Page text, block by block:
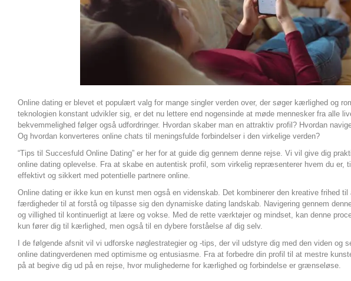
Online dating er blevet et populært valg for mange singler verden over, der søger kærlighed og
teknologien konstant udvikler sig, er det nu lettere end nogensinde at møde mennesker fra alle
bekvemmelighed følger også udfordringer. Hvordan skaber man en attraktiv profil? Hvordan
Og hvordan konverteres online chats til meningsfulde forbindelser i den virkelige verden?
“Tips til Succesfuld Online Dating” er her for at guide dig gennem denne rejse. Vi vil give dig
online dating oplevelse. Fra at skabe en autentisk profil, som virkelig repræsenterer hvem du er,
effektivt og sikkert med potentielle partnere online.
Online dating er ikke kun en kunst men også en videnskab. Det kombinerer den kreative frihed
færdigheder til at forstå og tilpasse sig den dynamiske dating landskab. Navigering gennem
og villighed til kontinuerligt at lære og vokse. Med de rette værktøjer og mindset, kan denne
kun fører dig til kærlighed, men også til en dybere forståelse af dig selv.
I de følgende afsnit vil vi udforske nøglestrategier og -tips, der vil udstyre dig med den viden og
online datingverdenen med optimisme og entusiasme. Fra at forbedre din profil til at mestre
på at begive dig ud på en rejse, hvor mulighederne for kærlighed og forbindelse er grænseløse.